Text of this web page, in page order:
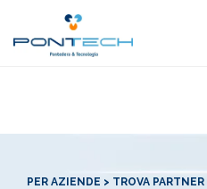
PER AZIENDE > TROVA